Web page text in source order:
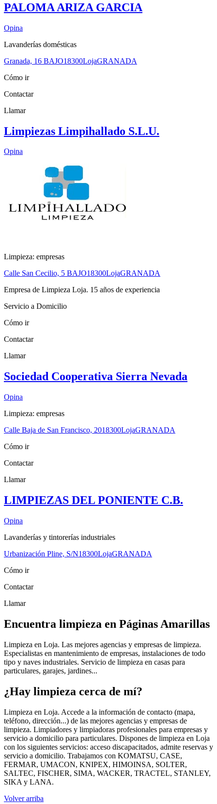
PALOMA ARIZA GARCIA
Opina
Lavanderías domésticas
Granada, 16 BAJO18300LojaGRANADA
Cómo ir
Contactar
Llamar
Limpiezas Limpihallado S.L.U.
Opina
Limpieza: empresas
Calle San Cecilio, 5 BAJO18300LojaGRANADA
Empresa de Limpieza Loja. 15 años de experiencia
Servicio a Domicilio
Cómo ir
Contactar
Llamar
Sociedad Cooperativa Sierra Nevada
Opina
Limpieza: empresas
Calle Baja de San Francisco, 2018300LojaGRANADA
Cómo ir
Contactar
Llamar
LIMPIEZAS DEL PONIENTE C.B.
Opina
Lavanderías y tintorerías industriales
Urbanización Pline, S/N18300LojaGRANADA
Cómo ir
Contactar
Llamar
Encuentra limpieza en Páginas Amarillas
Limpieza en Loja. Las mejores agencias y empresas de limpieza.
Especialistas en mantenimiento de empresas, instalaciones de todo
tipo y naves industriales. Servicio de limpieza en casas para
particulares, garajes, jardines...
¿Hay limpieza cerca de mí?
Limpieza en Loja. Accede a la información de contacto (mapa,
teléfono, dirección...) de las mejores agencias y empresas de
limpieza. Limpiadores y limpiadoras profesionales para empresas y
servicio a domicilio para particulares. Dispones de limpieza en Loja
con los siguientes servicios: acceso discapacitados, admite reservas y
servicio a domicilio. Trabajamos con KOMATSU, CASE,
FERMAR, UMACON, KNIPEX, HIMOINSA, SOLTER,
SALTEC, FISCHER, SIMA, WACKER, TRACTEL, STANLEY,
SIKA y LANA.
Volver arriba